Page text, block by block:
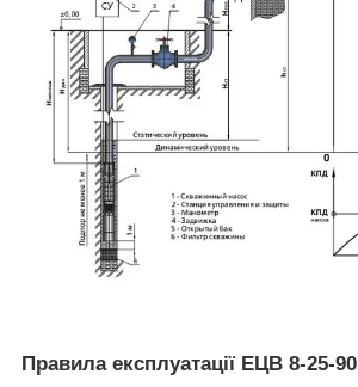
Правила експлуатації ЕЦВ 8-25-90